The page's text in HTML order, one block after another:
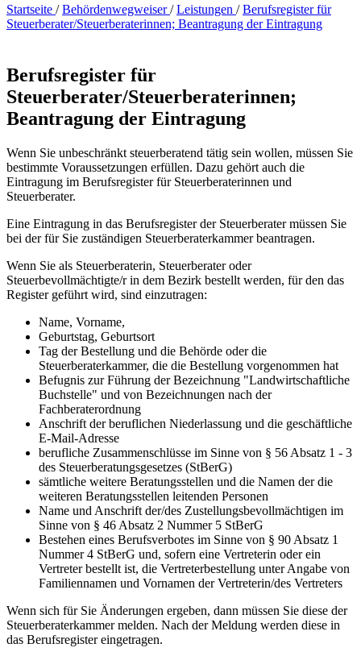
Startseite / Behördenwegweiser / Leistungen / Berufsregister für
Steuerberater/Steuerberaterinnen; Beantragung der Eintragung
Berufsregister für
Steuerberater/Steuerberaterinnen;
Beantragung der Eintragung
Wenn Sie unbeschränkt steuerberatend tätig sein wollen, müssen Sie
bestimmte Voraussetzungen erfüllen. Dazu gehört auch die
Eintragung im Berufsregister für Steuerberaterinnen und
Steuerberater.
Eine Eintragung in das Berufsregister der Steuerberater müssen Sie
bei der für Sie zuständigen Steuerberaterkammer beantragen.
Wenn Sie als Steuerberaterin, Steuerberater oder
Steuerbevollmächtigte/r in dem Bezirk bestellt werden, für den das
Register geführt wird, sind einzutragen:
Name, Vorname,
Geburtstag, Geburtsort
Tag der Bestellung und die Behörde oder die
Steuerberaterkammer, die die Bestellung vorgenommen hat
Befugnis zur Führung der Bezeichnung "Landwirtschaftliche
Buchstelle" und von Bezeichnungen nach der
Fachberaterordnung
Anschrift der beruflichen Niederlassung und die geschäftliche
E-Mail-Adresse
berufliche Zusammenschlüsse im Sinne von § 56 Absatz 1 - 3
des Steuerberatungsgesetzes (StBerG)
sämtliche weitere Beratungsstellen und die Namen der die
weiteren Beratungsstellen leitenden Personen
Name und Anschrift der/des Zustellungsbevollmächtigen im
Sinne von § 46 Absatz 2 Nummer 5 StBerG
Bestehen eines Berufsverbotes im Sinne von § 90 Absatz 1
Nummer 4 StBerG und, sofern eine Vertreterin oder ein
Vertreter bestellt ist, die Vertreterbestellung unter Angabe von
Familiennamen und Vornamen der Vertreterin/des Vertreters
Wenn sich für Sie Änderungen ergeben, dann müssen Sie diese der
Steuerberaterkammer melden. Nach der Meldung werden diese in
das Berufsregister eingetragen.